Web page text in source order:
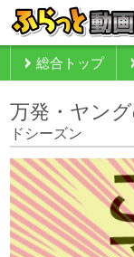
総合トップ
万発・ヤン
ドシーズン